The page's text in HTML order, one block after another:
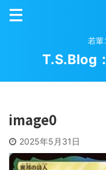
若輩
T.S.Blog
image0
2025年5月31日